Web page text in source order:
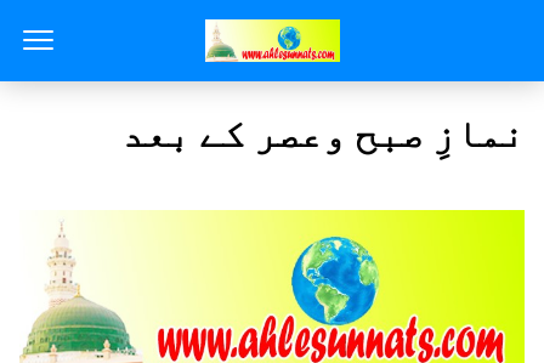
نمازِ صبح وعصر کے بعد